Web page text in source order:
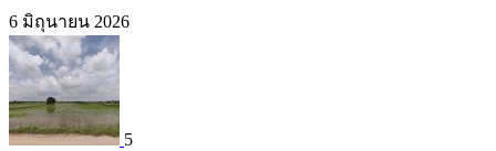
6 มิถุนายน 2026
5